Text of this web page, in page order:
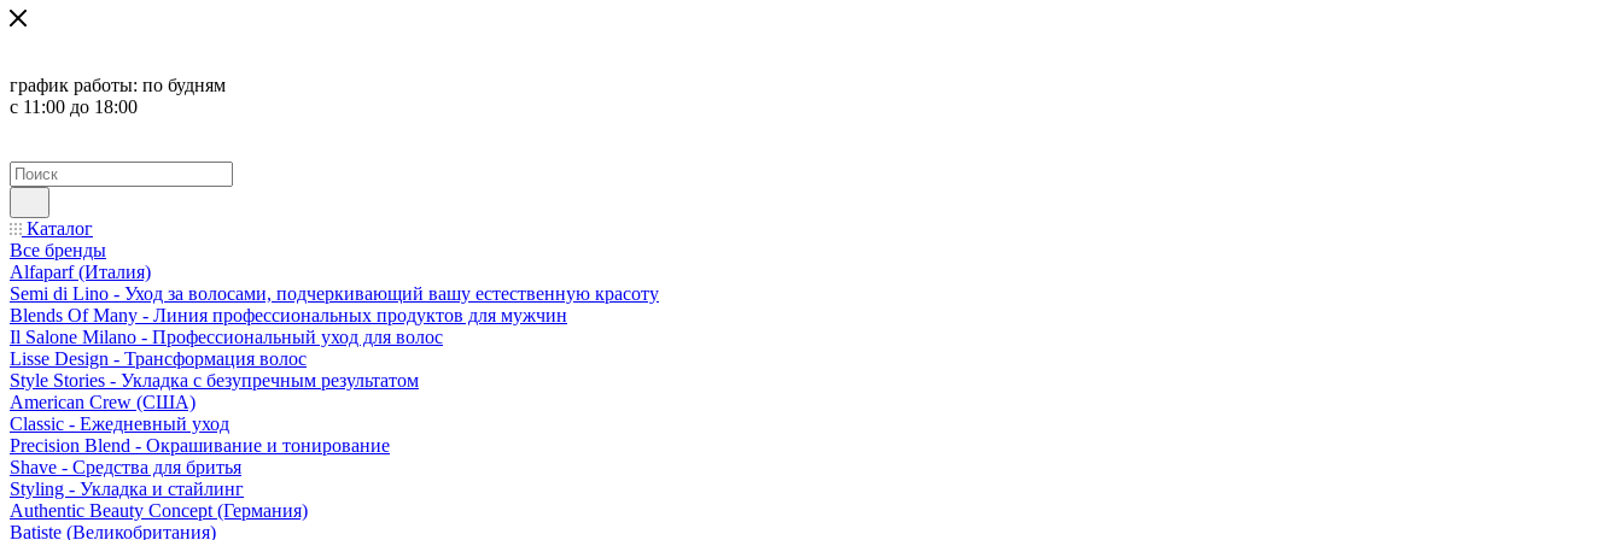
график работы: по будням
с 11:00 до 18:00
Каталог
Все бренды
Alfaparf (Италия)
Semi di Lino - Уход за волосами, подчеркивающий вашу естественную красоту
Blends Of Many - Линия профессиональных продуктов для мужчин
Il Salone Milano - Профессиональный уход для волос
Lisse Design - Трансформация волос
Style Stories - Укладка с безупречным результатом
American Crew (США)
Classic - Ежедневный уход
Precision Blend - Окрашивание и тонирование
Shave - Средства для бритья
Styling - Укладка и стайлинг
Authentic Beauty Concept (Германия)
Batiste (Великобритания)